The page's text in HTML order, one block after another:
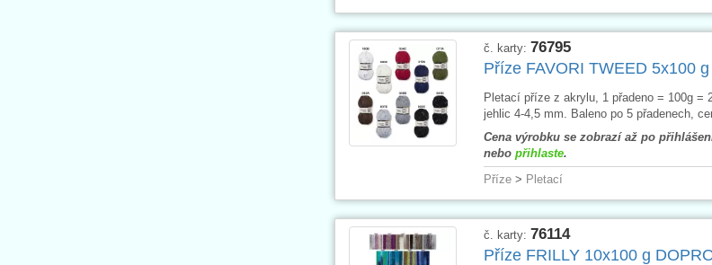
č. karty: 76795
Příze FAVORI TWEED 5x100
Pletací příze z akrylu, 1 přadeno = 100g =
jehlic 4-4,5 mm. Baleno po 5 přadenech,
Cena výrobku se zobrazí až po
nebo přihlaste.
Příze> Pletací
č. karty: 76114
Příze FRILLY 10x100 g